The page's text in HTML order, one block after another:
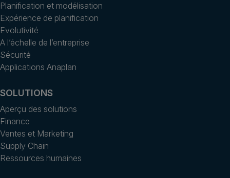
Planification et modélisation
Expérience de planification
Evolutivité
A l’échelle de l’entreprise
Sécurité
Applications Anaplan
SOLUTIONS
Aperçu des solutions
Finance
Ventes et Marketing
Supply Chain
Ressources humaines